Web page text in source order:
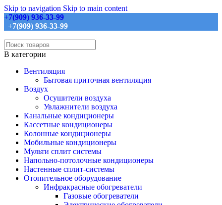
Skip to navigation Skip to main content
+7(909) 936-33-99
+7(909) 936-33-99
В категории
Вентиляция
Бытовая приточная вентиляция
Воздух
Осушители воздуха
Увлажнители воздуха
Канальные кондиционеры
Кассетные кондиционеры
Колонные кондиционеры
Мобильные кондиционеры
Мульти сплит системы
Напольно-потолочные кондиционеры
Настенные сплит-системы
Отопительное оборудование
Инфракрасные обогреватели
Газовые обогреватели